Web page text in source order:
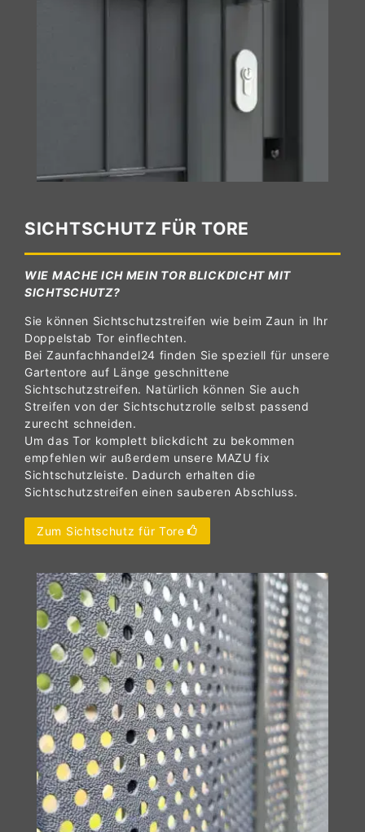
WIE MACHE ICH MEIN TOR BLICKDICHT MIT
Sie können Sichtschutzstreifen wie beim Zaun in Ihr
Doppelstab Tor einflechten.
Bei Zaunfachhandel24 finden Sie speziell für unsere
Gartentore auf Länge geschnittene
Sichtschutzstreifen. Natürlich können Sie auch
Streifen von der Sichtschutzrolle selbst passend
zurecht schneiden.
Um das Tor komplett blickdicht zu bekommen
empfehlen wir außerdem unsere MAZU fix
Sichtschutzleiste. Dadurch erhalten die
Zum Sichtschutz für Tore